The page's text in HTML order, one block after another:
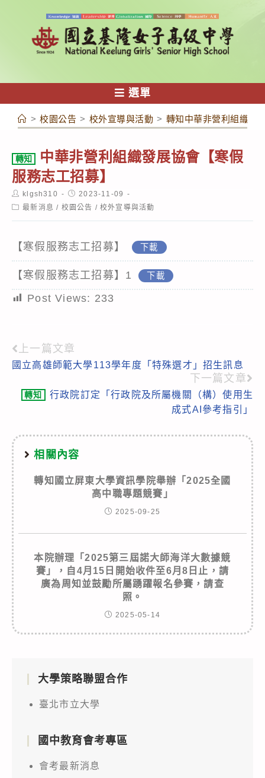
容
選單
> 校園公告 > 校外宣導與活動 > 轉知中華非營利組織發
轉知
中華非營利組織發展協會【寒假
服務志工招募】
Post
author:
klgsh310
Post
published:
2023-11-09
Post最新消息 / 校園公告 / 校外宣導與活動
【寒假服務志工招募】 下載
【寒假服務志工招募】1 下載
Post Views: 233
Read
more
articles
上一篇文章
國立高雄師範大學113學年度「特殊選才」招生訊息
下一篇文章
轉知
行政院訂定「行政院及所屬機關（構）使用生
成式AI參考指引」
相關內容
轉知國立屏東大學資訊學院舉辦「2025全國
高中職專題競賽」
2025-09-25
本院辦理「2025第三屆諾大師海洋大數據競
賽」，自4月15日開始收件至6月8日止，請
廣為周知並鼓勵所屬踴躍報名參賽，請查
照。
2025-05-14
大學策略聯盟合作
臺北市立大學
國中教育會考專區
會考最新消息